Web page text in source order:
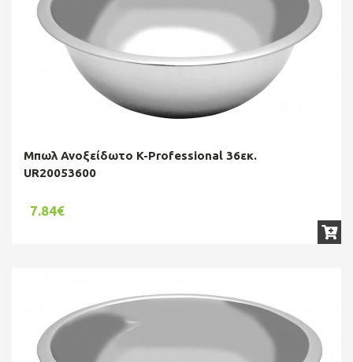
Μπωλ Ανοξείδωτο K-Professional 36εκ.
UR20053600
7.84€